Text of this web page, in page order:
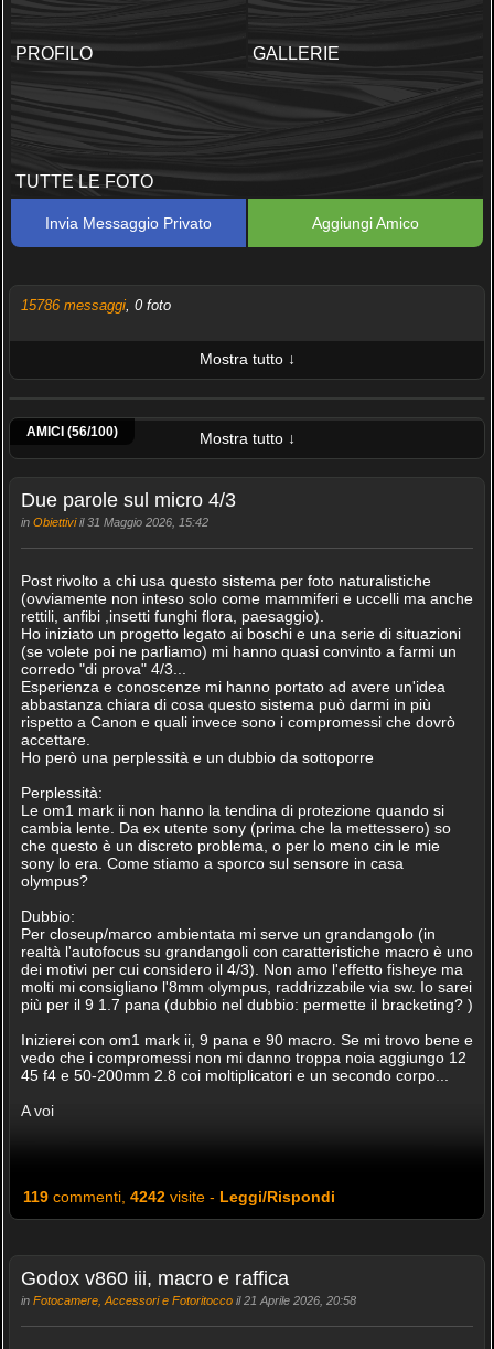
PROFILO GALLERIE
TUTTE LE FOTO
Invia Messaggio Privato Aggiungi Amico
15786 messaggi, 0 foto
Mostra tutto ↓
ULTIME 10 FOTO PUBBLICATE
AMICI (56/100) Mostra tutto ↓
Due parole sul micro 4/3
in Obiettiviil 31 Maggio 2026, 15:42
Post rivolto a chi usa questo sistema per foto naturalistiche
(ovviamente non inteso solo come mammiferi e uccelli ma anche
rettili, anfibi ,insetti funghi flora, paesaggio).
Ho iniziato un progetto legato ai boschi e una serie di situazioni
(se volete poi ne parliamo) mi hanno quasi convinto a farmi un
corredo "di prova" 4/3...
Esperienza e conoscenze mi hanno portato ad avere un'idea
abbastanza chiara di cosa questo sistema può darmi in più
rispetto a Canon e quali invece sono i compromessi che dovrò
accettare.
Ho però una perplessità e un dubbio da sottoporre
Perplessità:
Le om1 mark ii non hanno la tendina di protezione quando si
cambia lente. Da ex utente sony (prima che la mettessero) so
che questo è un discreto problema, o per lo meno cin le mie
sony lo era. Come stiamo a sporco sul sensore in casa
olympus?
Dubbio:
Per closeup/marco ambientata mi serve un grandangolo (in
realtà l'autofocus su grandangoli con caratteristiche macro è uno
dei motivi per cui considero il 4/3). Non amo l'effetto fisheye ma
molti mi consigliano l'8mm olympus, raddrizzabile via sw. Io sarei
più per il 9 1.7 pana (dubbio nel dubbio: permette il bracketing? )
Inizierei con om1 mark ii, 9 pana e 90 macro. Se mi trovo bene e
vedo che i compromessi non mi danno troppa noia aggiungo 12
45 f4 e 50-200mm 2.8 coi moltiplicatori e un secondo corpo...
A voi
119commenti, 4242visite - Leggi/Rispondi
Godox v860 iii, macro e raffica
in Fotocamere, Accessori e Fotoritoccoil 21 Aprile 2026, 20:58